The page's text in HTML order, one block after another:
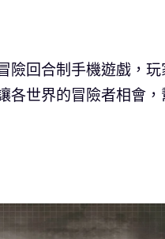
險回合制手機遊戲，玩
各世界的冒險者相會，